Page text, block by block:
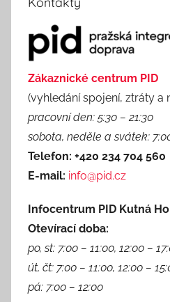
Zákaznické centrum PID
(vyhledání spojení, ztráty a
pracovní den: 5:30 – 21:30
sobota, neděle a svátek:
Telefon: +420 234 704 560
E-mail: info@pid.cz
Infocentrum PID Kutná
Otevírací doba:
po, st: 7:00 – 11:00, 12:00 –
út, čt: 7:00 – 11:00, 12:00 –
pá: 7:00 – 12:00